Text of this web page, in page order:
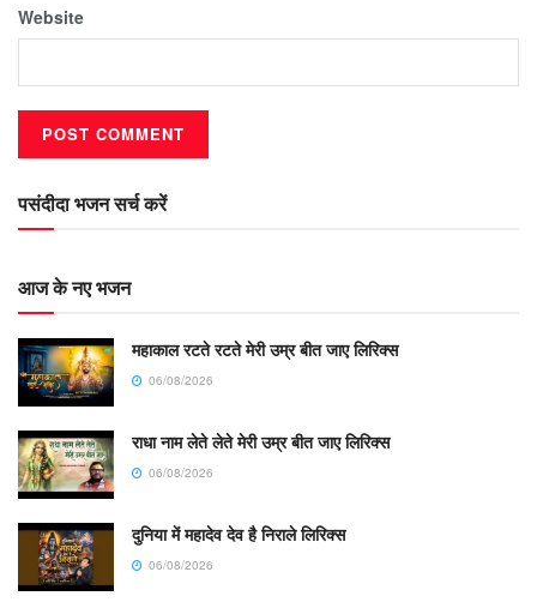
Website
पसंदीदा भजन सर्च करें
आज के नए भजन
महाकाल रटते रटते मेरी उम्र बीत जाए लिरिक्स
06/08/2026
राधा नाम लेते लेते मेरी उम्र बीत जाए लिरिक्स
06/08/2026
दुनिया में महादेव देव है निराले लिरिक्स
06/08/2026